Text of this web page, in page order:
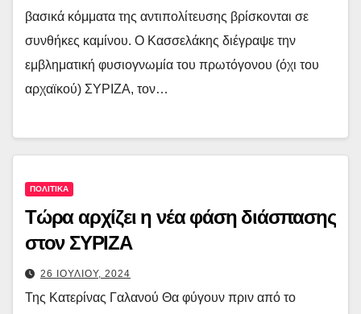
βασικά κόμματα της αντιπολίτευσης βρίσκονται σε
συνθήκες καμίνου. Ο Κασσελάκης διέγραψε την
εμβληματική φυσιογνωμία του πρωτόγονου (όχι του
αρχαϊκού) ΣΥΡΙΖΑ, τον…
ΠΟΛΙΤΙΚΑ
Τώρα αρχίζει η νέα φάση διάσπασης
στον ΣΥΡΙΖΑ
26 ΙΟΥΛΙΟΥ, 2024
Της Κατερίνας Γαλανού Θα φύγουν πριν από το